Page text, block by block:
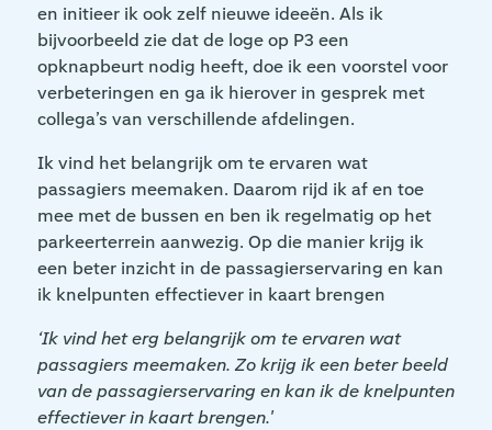
en initieer ik ook zelf nieuwe ideeën. Als ik
bijvoorbeeld zie dat de loge op P3 een
opknapbeurt nodig heeft, doe ik een voorstel voor
verbeteringen en ga ik hierover in gesprek met
collega’s van verschillende afdelingen.
Ik vind het belangrijk om te ervaren wat
passagiers meemaken. Daarom rijd ik af en toe
mee met de bussen en ben ik regelmatig op het
parkeerterrein aanwezig. Op die manier krijg ik
een beter inzicht in de passagierservaring en kan
ik knelpunten effectiever in kaart brengen
‘Ik vind het erg belangrijk om te ervaren wat
passagiers meemaken. Zo krijg ik een beter beeld
van de passagierservaring en kan ik de knelpunten
effectiever in kaart brengen.'